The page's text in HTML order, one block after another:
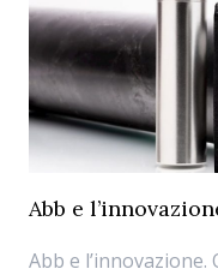
Abb e
Abb e